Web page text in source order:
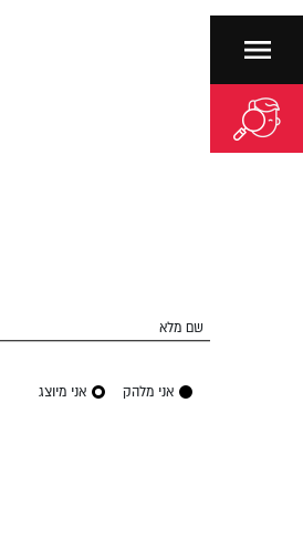
שם מלא
אני מלהק אני מיוצג